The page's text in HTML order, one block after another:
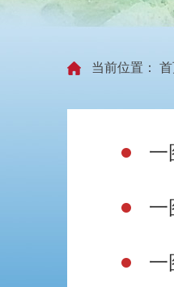
当前位置：
一
一
一